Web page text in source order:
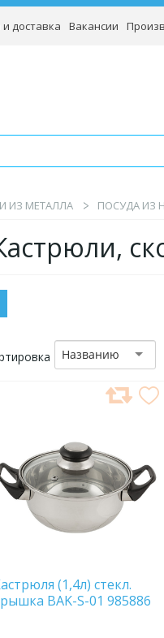
доставка Вакансии
ИЗ МЕТАЛЛА ПОСУДА ИЗ
Названию
(1,4л) стекл.
BAK-S-01 985886